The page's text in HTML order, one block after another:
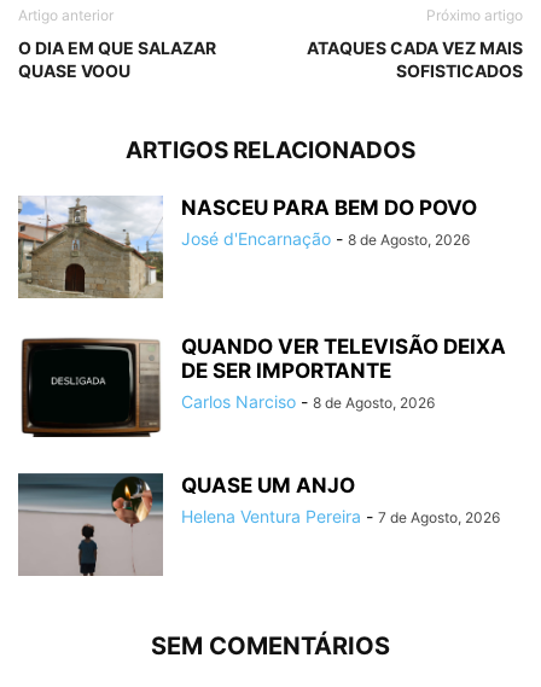
Artigo anterior
O DIA EM QUE SALAZAR
QUASE VOOU
Próximo artigo
ATAQUES CADA VEZ MAIS
SOFISTICADOS
ARTIGOS RELACIONADOS
NASCEU PARA BEM DO POVO
José d'Encarnação - 8 de Agosto, 2026
QUANDO VER TELEVISÃO DEIXA
DE SER IMPORTANTE
Carlos Narciso - 8 de Agosto, 2026
QUASE UM ANJO
Helena Ventura Pereira - 7 de Agosto, 2026
SEM COMENTÁRIOS